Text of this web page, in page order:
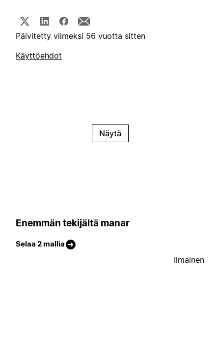
Päivitetty viimeksi 56 vuotta sitten
Käyttöehdot
Näytä
Enemmän tekijältä manar
Selaa 2 mallia
Ilmainen